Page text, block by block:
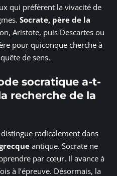
qui préfèrent la vivacité de
Socrate, père de la
Aristote, puis Descartes ou
pour quiconque cherche à
de sens.
socratique a-t-
recherche de la
distingue radicalement dans
antique. Socrate ne
par cœur. Il avance à
à l’épreuve. Désormais, la